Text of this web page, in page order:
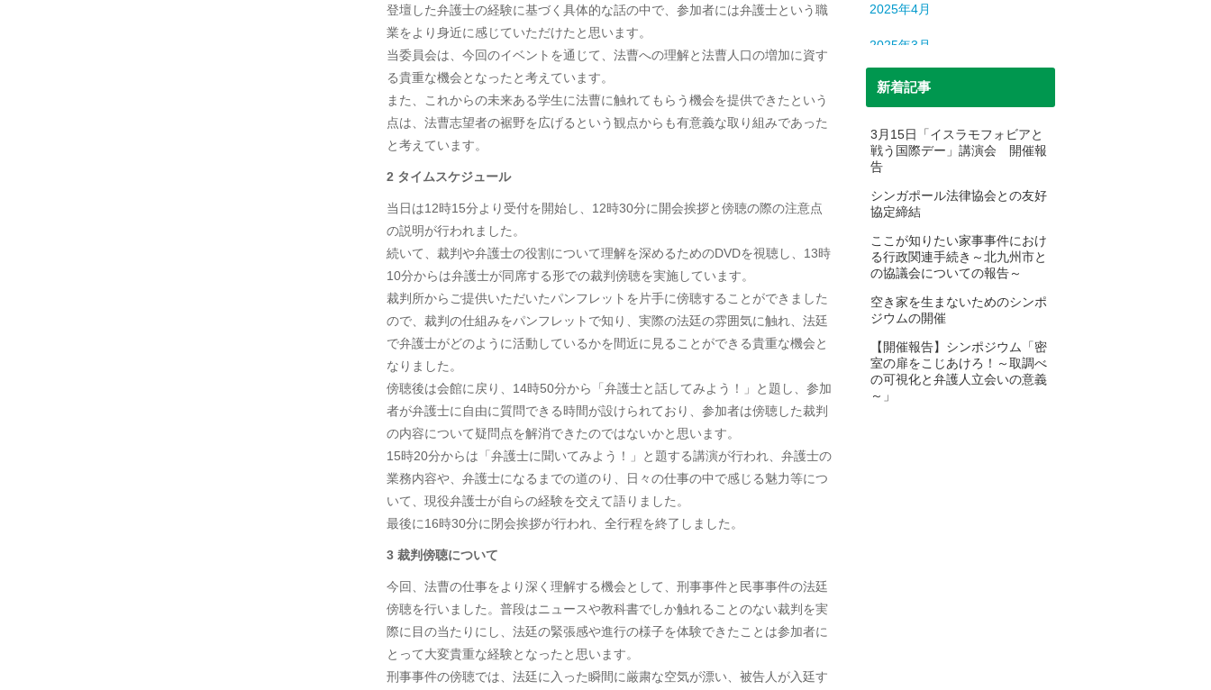
登壇した弁護士の経験に基づく具体的な話の中で、参加者には弁護士という職
業をより身近に感じていただけたと思います。
当委員会は、今回のイベントを通じて、法曹への理解と法曹人口の増加に資す
る貴重な機会となったと考えています。
また、これからの未来ある学生に法曹に触れてもらう機会を提供できたという
点は、法曹志望者の裾野を広げるという観点からも有意義な取り組みであった
と考えています。
2 タイムスケジュール
当日は12時15分より受付を開始し、12時30分に開会挨拶と傍聴の際の注意点
の説明が行われました。
続いて、裁判や弁護士の役割について理解を深めるためのDVDを視聴し、13時
10分からは弁護士が同席する形での裁判傍聴を実施しています。
裁判所からご提供いただいたパンフレットを片手に傍聴することができました
ので、裁判の仕組みをパンフレットで知り、実際の法廷の雰囲気に触れ、法廷
で弁護士がどのように活動しているかを間近に見ることができる貴重な機会と
なりました。
傍聴後は会館に戻り、14時50分から「弁護士と話してみよう！」と題し、参加
者が弁護士に自由に質問できる時間が設けられており、参加者は傍聴した裁判
の内容について疑問点を解消できたのではないかと思います。
15時20分からは「弁護士に聞いてみよう！」と題する講演が行われ、弁護士の
業務内容や、弁護士になるまでの道のり、日々の仕事の中で感じる魅力等につ
いて、現役弁護士が自らの経験を交えて語りました。
最後に16時30分に閉会挨拶が行われ、全行程を終了しました。
3 裁判傍聴について
今回、法曹の仕事をより深く理解する機会として、刑事事件と民事事件の法廷
傍聴を行いました。普段はニュースや教科書でしか触れることのない裁判を実
際に目の当たりにし、法廷の緊張感や進行の様子を体験できたことは参加者に
とって大変貴重な経験となったと思います。
刑事事件の傍聴では、法廷に入った瞬間に厳粛な空気が漂い、被告人が入廷す
2025年4月
2025年3月
2025年2月
2024年12月
2024年11月
2024年9月
2024年8月
2024年6月
2024年5月
新着記事
3月15日「イスラモフォビアと
戦う国際デー」講演会 開催報
告
シンガポール法律協会との友好
協定締結
ここが知りたい家事事件におけ
る行政関連手続き～北九州市と
の協議会についての報告～
空き家を生まないためのシンポ
ジウムの開催
【開催報告】シンポジウム「密
室の扉をこじあけろ！～取調べ
の可視化と弁護人立会いの意義
～」